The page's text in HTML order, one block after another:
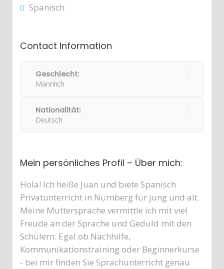
Spanisch
Contact Information
Geschlecht:
Männlich
Nationalität:
Deutsch
Mein persönliches Profil – Über mich:
Hola! Ich heiße Juan und biete Spanisch
Privatunterricht in Nürnberg für jung und alt.
Meine Muttersprache vermittle ich mit viel
Freude an der Sprache und Geduld mit den
Schülern. Egal ob Nachhilfe,
Kommunikationstraining oder Beginnerkurse
- bei mir finden Sie Sprachunterricht genau